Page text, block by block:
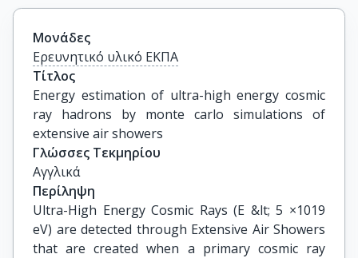
Μονάδες
Ερευνητικό υλικό ΕΚΠΑ
Τίτλος
Energy estimation of ultra-high energy cosmic
ray hadrons by monte carlo simulations of
extensive air showers
Γλώσσες Τεκμηρίου
Αγγλικά
Περίληψη
Ultra-High Energy Cosmic Rays (E &lt; 5 ×1019
eV) are detected through Extensive Air Showers
that are created when a primary cosmic ray